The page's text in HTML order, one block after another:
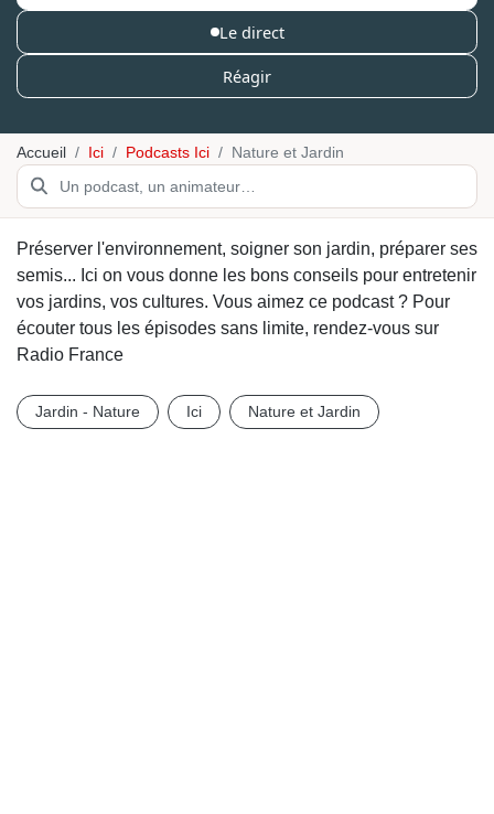
Le direct
Réagir
Accueil Ici Podcasts Ici Nature et Jardin
Préserver l'environnement, soigner son jardin, préparer ses
semis... Ici on vous donne les bons conseils pour entretenir
vos jardins, vos cultures. Vous aimez ce podcast ? Pour
écouter tous les épisodes sans limite, rendez-vous sur
Radio France
Jardin - Nature Ici Nature et Jardin